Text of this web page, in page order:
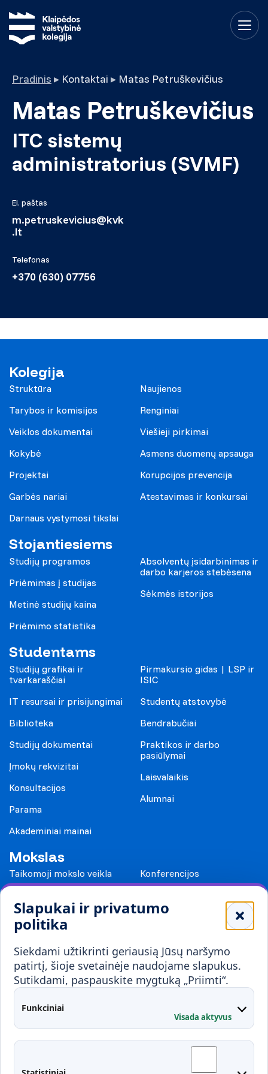
Slapukai ir privatumo
politika
Siekdami užtikrinti geriausią Jūsų naršymo
patirtį, šioje svetainėje naudojame slapukus.
Sutikdami, paspauskite mygtuką „Priimti“.
Funkciniai
Visada aktyvus
Pradinis ▸ Kontaktai ▸ Matas Petruškevičius
Matas Petruškevičius
ITC sistemų
administratorius (SVMF)
El. paštas
m.petruskevicius@kvk
.lt
Telefonas
+370 (630) 07756
Kolegija
Struktūra
Tarybos ir komisijos
Veiklos dokumentai
Kokybė
Projektai
Garbės nariai
Darnaus vystymosi tikslai
Naujienos
Renginiai
Viešieji pirkimai
Asmens duomenų apsauga
Korupcijos prevencija
Atestavimas ir konkursai
Stojantiesiems
Studijų programos
Priėmimas į studijas
Metinė studijų kaina
Priėmimo statistika
Absolventų įsidarbinimas ir
darbo karjeros stebėsena
Sėkmės istorijos
Studentams
Studijų grafikai ir
tvarkaraščiai
IT resursai ir prisijungimai
Biblioteka
Studijų dokumentai
Įmokų rekvizitai
Konsultacijos
Parama
Akademiniai mainai
Pirmakursio gidas | LSP ir
ISIC
Studentų atstovybė
Bendrabučiai
Praktikos ir darbo
pasiūlymai
Laisvalaikis
Alumnai
Mokslas
Taikomoji mokslo veikla
Konferencijos
Mokykloms
Visuomenei ir verslui
Mokymai ir konsultavimas
Partnerystės
Karjera
Kontaktai
Administracija
Fakultetai
Studentų atstovybė